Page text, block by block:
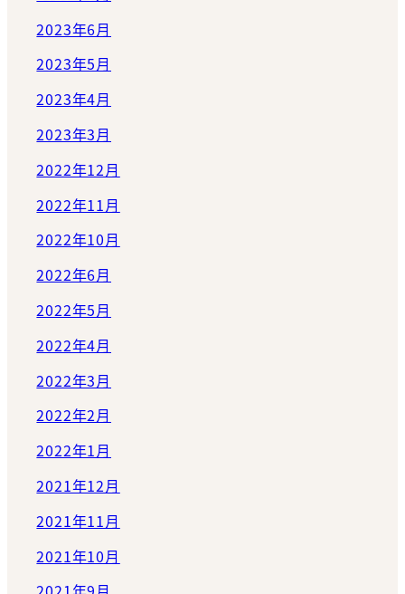
2023年6月
2023年5月
2023年4月
2023年3月
2022年12月
2022年11月
2022年10月
2022年6月
2022年5月
2022年4月
2022年3月
2022年2月
2022年1月
2021年12月
2021年11月
2021年10月